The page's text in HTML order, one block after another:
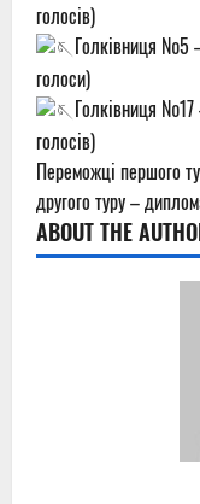
голосів)
Голківниця №5
голоси)
Голківниця №17
голосів)
Переможці першого
другого туру –
ABOUT THE